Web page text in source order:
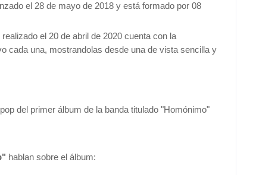
el 28 de mayo de 2018 y está formado por 08
el 20 de abril de 2020 cuenta con la
cada una, mostrandolas desde una de vista sencilla y
del primer álbum de la banda titulado "Homónimo"
hablan sobre el álbum: